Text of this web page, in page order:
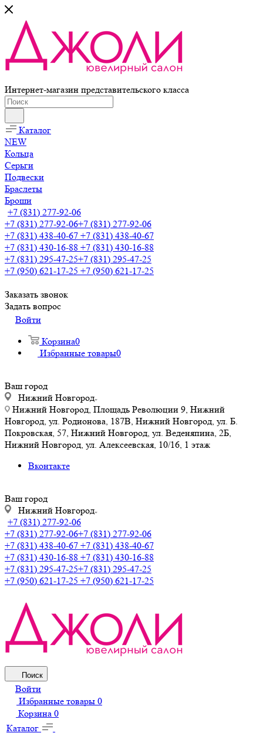
Интернет-магазин представительского класса
Каталог
NEW
Кольца
Серьги
Подвески
Браслеты
Броши
+7 (831) 277-92-06
+7 (831) 277-92-06+7 (831) 277-92-06
+7 (831) 438-40-67 +7 (831) 438-40-67
+7 (831) 430-16-88 +7 (831) 430-16-88
+7 (831) 295-47-25+7 (831) 295-47-25
+7 (950) 621-17-25 +7 (950) 621-17-25
Заказать звонок
Задать вопрос
Войти
Корзина0
Избранные товары0
Ваш город
Нижний Новгород
Нижний Новгород, Площадь Революции 9, Нижний
Новгород, ул. Родионова, 187В, Нижний Новгород, ул. Б.
Покровская, 57, Нижний Новгород, ул. Веденяпина, 2Б,
Нижний Новгород, ул. Алексеевская, 10/16, 1 этаж
Вконтакте
Ваш город
Нижний Новгород
+7 (831) 277-92-06
+7 (831) 277-92-06+7 (831) 277-92-06
+7 (831) 438-40-67 +7 (831) 438-40-67
+7 (831) 430-16-88 +7 (831) 430-16-88
+7 (831) 295-47-25+7 (831) 295-47-25
+7 (950) 621-17-25 +7 (950) 621-17-25
Поиск
Войти
Избранные товары 0
Корзина 0
Каталог